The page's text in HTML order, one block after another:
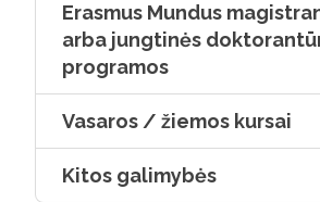
Erasmus Mundus
arba jungtinės
programos
Vasaros / žiemos kursai
Kitos galimybės